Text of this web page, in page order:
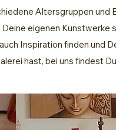
Altersgruppen und
eigenen Kunstwerke
Inspiration finden und
hast, bei uns findest